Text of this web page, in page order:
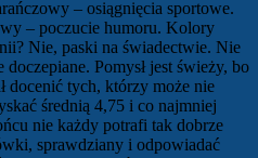
– osiągnięcia sportowe.
– poczucie humoru. Kolory
Nie, paski na świadectwie. Nie
Pomysł jest świeży, bo
docenić tych, którzy może nie
średnią 4,75 i co najmniej
nie każdy potrafi tak dobrze
sprawdziany i odpowiadać